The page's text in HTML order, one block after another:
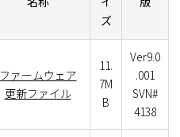
ズ
ファームウェア
更新ファイル
11.
7M
B
Ver9.0
.001
SVN#
4138